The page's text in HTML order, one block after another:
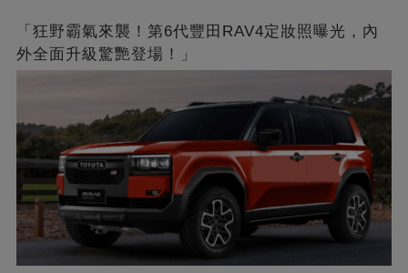
「狂野霸氣來襲！第6代豐田RAV4定妝照曝光，內
外全面升級驚艷登場！」